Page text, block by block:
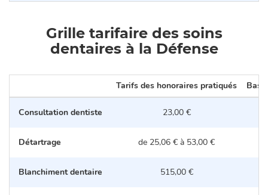
Grille tarifaire des soins
dentaires à la Défense
Tarifs des honoraires pratiqués
Consultation dentiste 23,00 €
Détartrage de 25,06 € à 53,00 €
Blanchiment dentaire 515,00 €